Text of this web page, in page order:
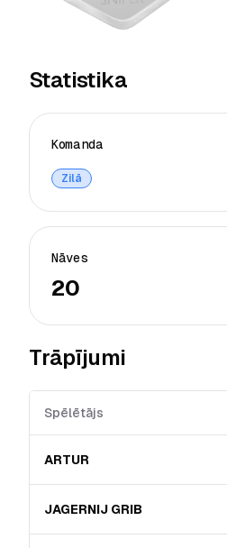
Statistika
Komanda
Zilā
Nāves
20
Trāpījumi
Spēlētājs
ARTUR
JAGERNIJ GRIB